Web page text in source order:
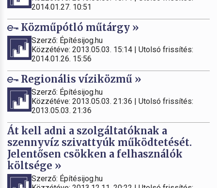
2014.01.27. 10:51
Közműpótló műtárgy »
Szerző: Építésijog.hu
Közzétéve: 2013.05.03. 15:14 | Utolsó frissítés:
2014.01.26. 15:56
Regionális víziközmű »
Szerző: Építésijog.hu
Közzétéve: 2013.05.03. 21:36 | Utolsó frissítés:
2013.05.03. 21:36
Át kell adni a szolgáltatóknak a
szennyvíz szivattyúk működtetését.
Jelentősen csökken a felhasználók
költsége »
Szerző: Építésijog.hu